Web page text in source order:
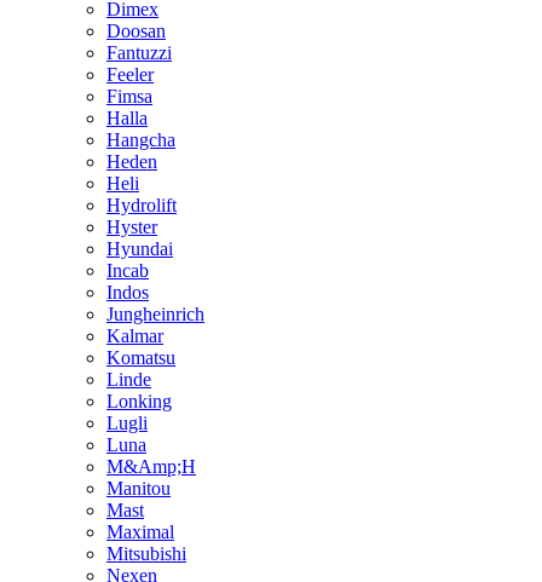
Dimex
Doosan
Fantuzzi
Feeler
Fimsa
Halla
Hangcha
Heden
Heli
Hydrolift
Hyster
Hyundai
Incab
Indos
Jungheinrich
Kalmar
Komatsu
Linde
Lonking
Lugli
Luna
M&Amp;H
Manitou
Mast
Maximal
Mitsubishi
Nexen